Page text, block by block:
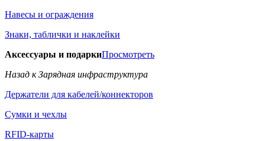
Навесы и ограждения
Знаки, таблички и наклейки
Аксессуары и подаркиПросмотреть
Назад к Зарядная инфраструктура
Держатели для кабелей/коннекторов
Сумки и чехлы
RFID-карты